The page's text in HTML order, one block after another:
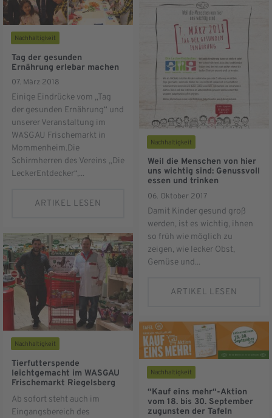
Nachhaltigkeit
Tag der gesunden
Ernährung erlebar machen
07. März 2018
Einige Eindrücke vom „Tag
der gesunden Ernährung“ und
unserer Veranstaltung im
WASGAU Frischemarkt in
Mommenheim.Die
Schirmherren des Vereins „Die
LeckerEntdecker“,...
ARTIKEL LESEN
Nachhaltigkeit
Tierfutterspende
leichtgemacht im WASGAU
Frischemarkt Riegelsberg
Ab sofort steht auch im
Eingangsbereich des
Nachhaltigkeit
Weil die Menschen von hier
uns wichtig sind: Genussvoll
essen und trinken
06. Oktober 2017
Damit Kinder gesund groß
werden, ist es wichtig, ihnen
so früh wie möglich zu
zeigen, wie lecker Obst,
Gemüse und...
ARTIKEL LESEN
Nachhaltigkeit
“Kauf eins mehr“-Aktion
vom 18. bis 30. September
zugunsten der Tafeln